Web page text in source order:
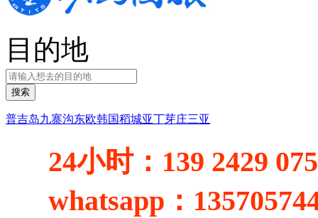
目的地
搜索
普吉岛九寨沟东欧韩国稻城亚丁芽庄三亚
24小时： 139 2429
whatsapp：